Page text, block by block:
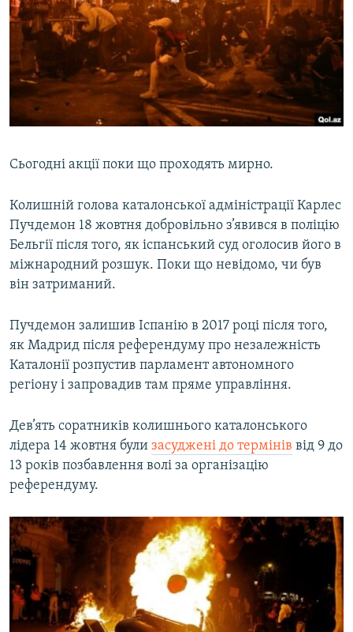
Сьогодні акції поки що проходять мирно.
Колишній голова каталонської адміністрації Карлес
Пучдемон 18 жовтня добровільно з’явився в поліцію
Бельгії після того, як іспанський суд оголосив його в
міжнародний розшук. Поки що невідомо, чи був
він затриманий.
Пучдемон залишив Іспанію в 2017 році після того,
як Мадрид після референдуму про незалежність
Каталонії розпустив парламент автономного
регіону і запровадив там пряме управління.
Дев’ять соратників колишнього каталонського
лідера 14 жовтня були засуджені до термінів від 9 до
13 років позбавлення волі за організацію
референдуму.